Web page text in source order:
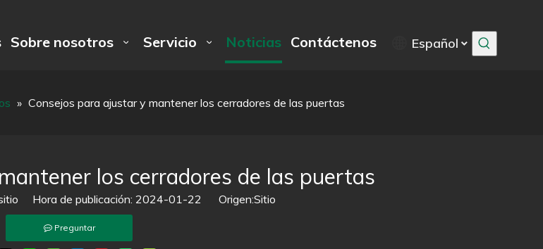
Sobre nosotros Servicio Noticias Contáctenos Español
» Consejos para ajustar y mantener los cerradores de las puertas
los cerradores de las puertas
Hora de publicación: 2024-01-22 Origen:Sitio
Preguntar